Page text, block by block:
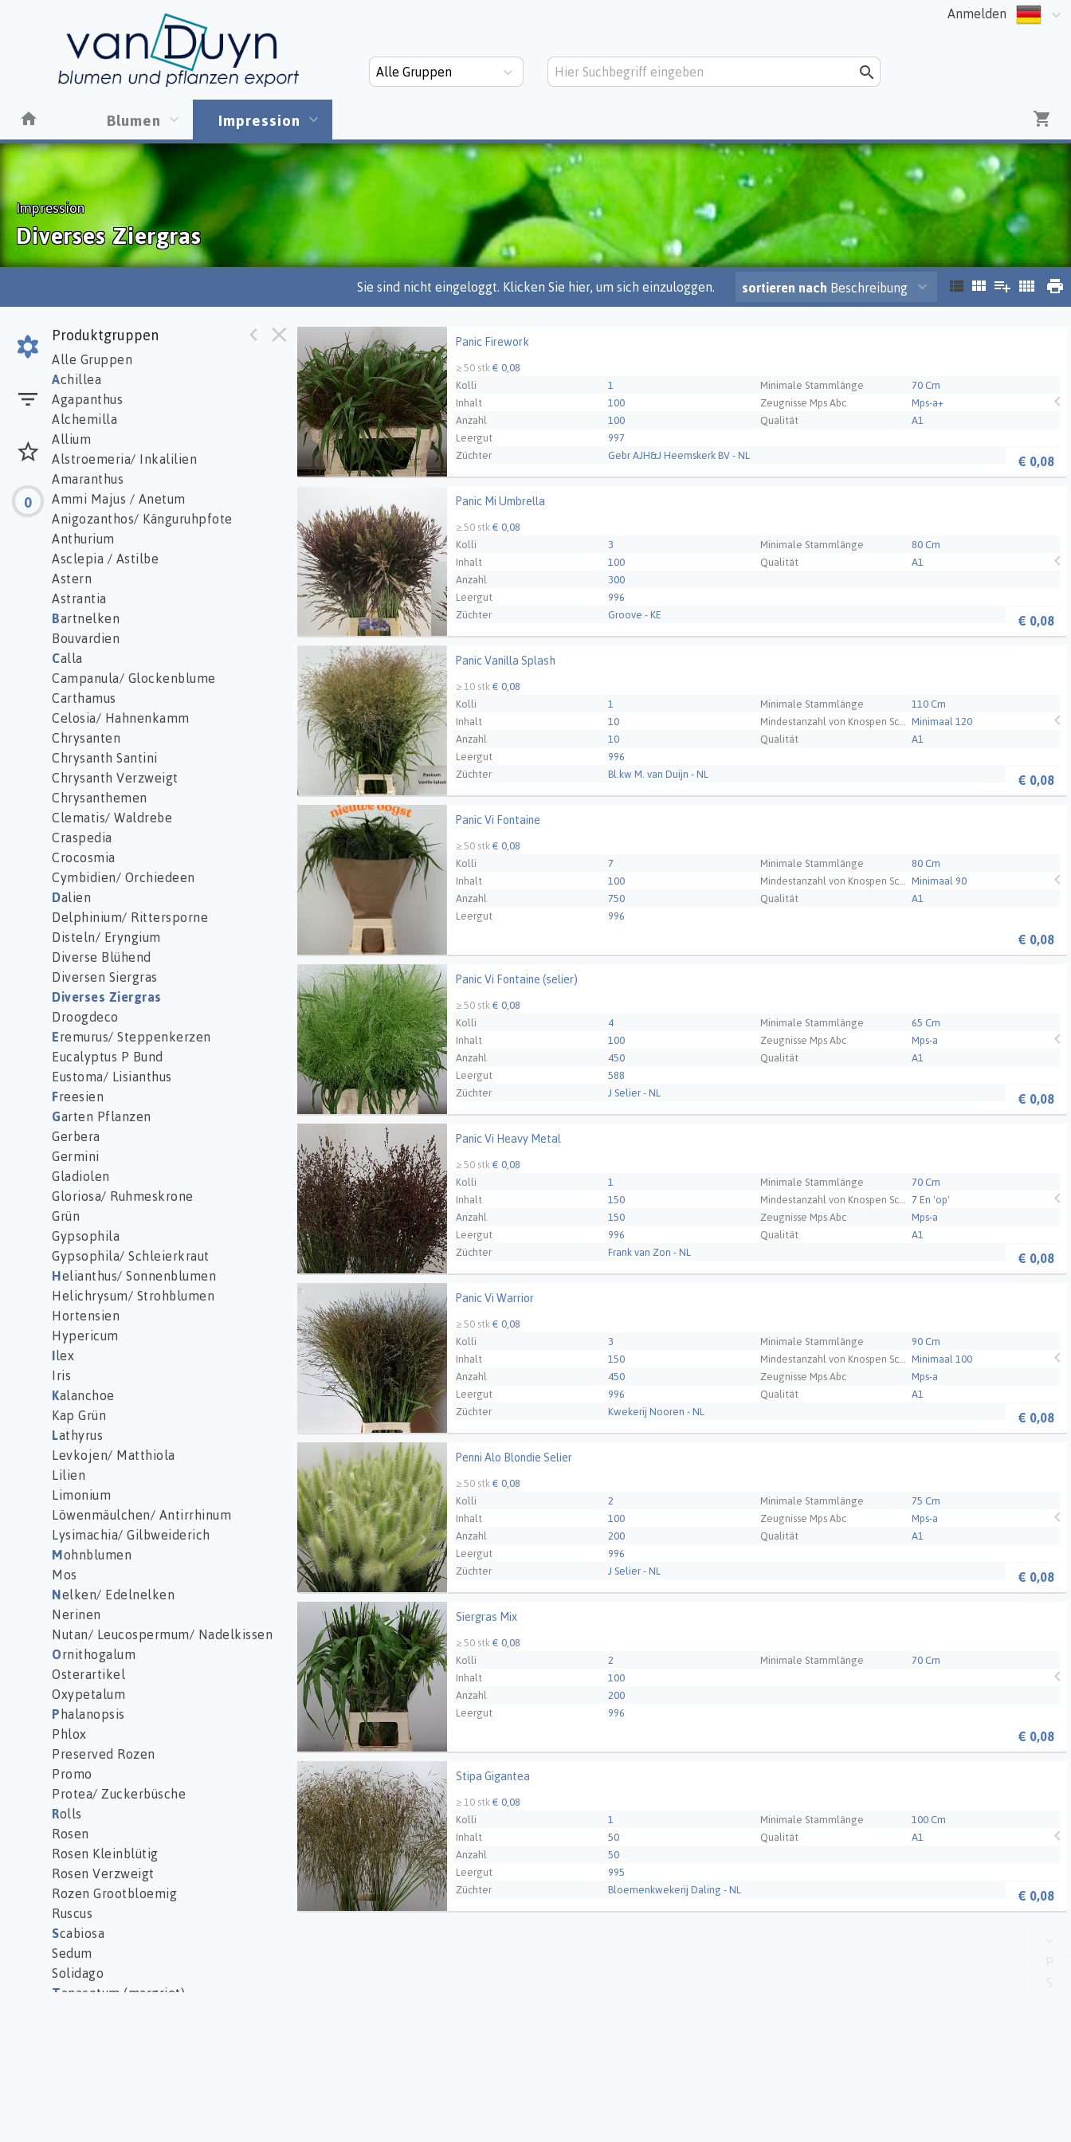
Anmelden
Alle Gruppen
Blumen Impression
Impression
Diverses Ziergras
Sie sind nicht eingeloggt. Klicken Sie hier, um sich einzuloggen. sortieren nach Beschreibung
0
Produktgruppen
Alle Gruppen
Achillea
Agapanthus
Alchemilla
Allium
Alstroemeria/ Inkalilien
Amaranthus
Ammi Majus / Anetum
Anigozanthos/ Känguruhpfote
Anthurium
Asclepia / Astilbe
Astern
Astrantia
Bartnelken
Bouvardien
Calla
Campanula/ Glockenblume
Carthamus
Celosia/ Hahnenkamm
Chrysanten
Chrysanth Santini
Chrysanth Verzweigt
Chrysanthemen
Clematis/ Waldrebe
Craspedia
Crocosmia
Cymbidien/ Orchiedeen
Dalien
Delphinium/ Rittersporne
Disteln/ Eryngium
Diverse Blühend
Diversen Siergras
Diverses Ziergras
Droogdeco
Eremurus/ Steppenkerzen
Eucalyptus P Bund
Eustoma/ Lisianthus
Freesien
Garten Pflanzen
Gerbera
Germini
Gladiolen
Gloriosa/ Ruhmeskrone
Grün
Gypsophila
Gypsophila/ Schleierkraut
Helianthus/ Sonnenblumen
Helichrysum/ Strohblumen
Hortensien
Hypericum
Ilex
Iris
Kalanchoe
Kap Grün
Lathyrus
Levkojen/ Matthiola
Lilien
Limonium
Löwenmäulchen/ Antirrhinum
Lysimachia/ Gilbweiderich
Mohnblumen
Mos
Nelken/ Edelnelken
Nerinen
Nutan/ Leucospermum/ Nadelkissen
Ornithogalum
Osterartikel
Oxypetalum
P halanopsis
Phlox
Preserved Rozen
Promo
Protea/ Zuckerbüsche
Rolls
Rosen
Rosen Kleinblütig
Rosen Verzweigt
Rozen Grootbloemig
Ruscus
Scabiosa
Sedum
Solidago
Tanacetum (margriet)
Panic Firework
≥ 50 stk€ 0,08
Kolli
1 Minimale Stammlänge
70 Cm
Inhalt
100 Zeugnisse Mps Abc
Mps-a+
Anzahl
100 Qualität
A1
Leergut
997
Züchter
Gebr AJH&J Heemskerk BV - NL € 0,08
Panic Firework
Panic Mi Umbrella
≥ 50 stk€ 0,08
Kolli
3 Minimale Stammlänge
80 Cm
Inhalt
100 Qualität
A1
Anzahl
300
Leergut
996
Züchter
Groove - KE € 0,08
Panic Mi Umbrella
Panic Vanilla Splash
≥ 10 stk€ 0,08
Kolli
1 Minimale Stammlänge
110 Cm
Inhalt
10
Minimaal 120
Anzahl
10 Qualität
A1
Leergut
996
Züchter
Bl.kw M. van Duijn - NL € 0,08
Panic Vanilla Splash
Panic Vi Fontaine
≥ 50 stk€ 0,08
Kolli
7 Minimale Stammlänge
80 Cm
Inhalt
100
Minimaal 90
Anzahl
750 Qualität
A1
Leergut
996
€ 0,08
Panic Vi Fontaine
Panic Vi Fontaine (selier)
≥ 50 stk€ 0,08
Kolli
4 Minimale Stammlänge
65 Cm
Inhalt
100 Zeugnisse Mps Abc
Mps-a
Anzahl
450 Qualität
A1
Leergut
588
Züchter
J Selier - NL € 0,08
Panic Vi Fontaine (selier)
Panic Vi Heavy Metal
≥ 50 stk€ 0,08
Kolli
1 Minimale Stammlänge
70 Cm
Inhalt
150
7 En 'op'
Anzahl
150 Zeugnisse Mps Abc
Mps-a
Leergut
996 Qualität
A1
Züchter
Frank van Zon - NL € 0,08
Panic Vi Heavy Metal
Panic Vi Warrior
≥ 50 stk€ 0,08
Kolli
3 Minimale Stammlänge
90 Cm
Inhalt
150
Minimaal 100
Anzahl
450 Zeugnisse Mps Abc
Mps-a
Leergut
996 Qualität
A1
Züchter
Kwekerij Nooren - NL € 0,08
Panic Vi Warrior
Penni Alo Blondie Selier
≥ 50 stk€ 0,08
Kolli
2 Minimale Stammlänge
75 Cm
Inhalt
100 Zeugnisse Mps Abc
Mps-a
Anzahl
200 Qualität
A1
Leergut
996
Züchter
J Selier - NL € 0,08
Penni Alo Blondie Selier
Siergras Mix
≥ 50 stk€ 0,08
Kolli
2 Minimale Stammlänge
70 Cm
Inhalt
100
Anzahl
200
Leergut
996
€ 0,08
Siergras Mix
Stipa Gigantea
≥ 10 stk€ 0,08
Kolli
1 Minimale Stammlänge
100 Cm
Inhalt
50 Qualität
A1
Anzahl
50
Leergut
995
Züchter
Bloemenkwekerij Daling - NL € 0,08
Stipa Gigantea